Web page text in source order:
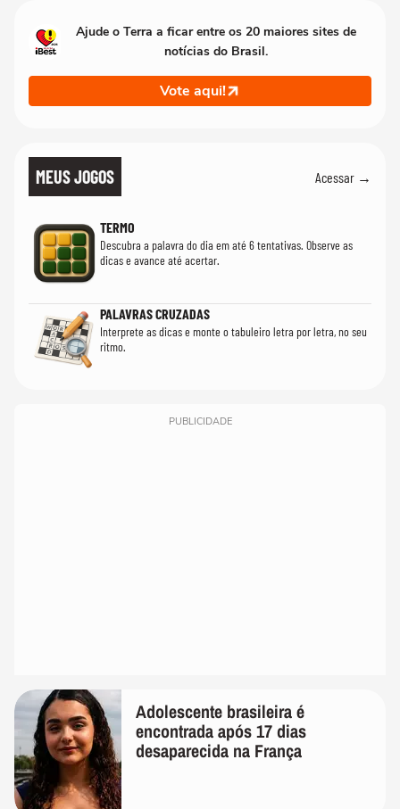
Ajude o Terra a ficar entre os 20 maiores sites de
notícias do Brasil.
Vote aqui!
MEUS JOGOS Acessar →
TERMO
Descubra a palavra do dia em até 6 tentativas. Observe as
dicas e avance até acertar.
PALAVRAS CRUZADAS
Interprete as dicas e monte o tabuleiro letra por letra, no seu
ritmo.
PUBLICIDADE
Adolescente brasileira é
encontrada após 17 dias
desaparecida na França